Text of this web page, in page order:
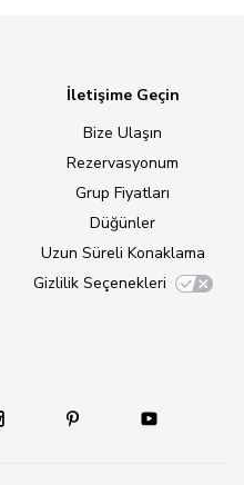
İletişime Geçin
Bize Ulaşın
Rezervasyonum
Grup Fiyatları
Düğünler
Uzun Süreli Konaklama
Gizlilik Seçenekleri